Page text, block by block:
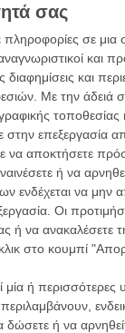
σας
πληροφορίες σε
και
και
Με την άδειά
τοποθεσίας
επεξεργασία
να αποκτήσετε
ή να
να μην
Οι
ή να ανακαλέσετε
στο κουμπί
ή περισσότερες
ή να
και
Ο
10
τον
Εγγράψου
Θέλω
όλη την Ελλάδα |
ΕΓΓΡΑΦΗ